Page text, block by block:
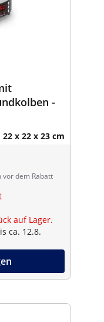
-
22 x 22 x 23 cm
vor dem Rabatt
auf Lager.
ca. 12.8.